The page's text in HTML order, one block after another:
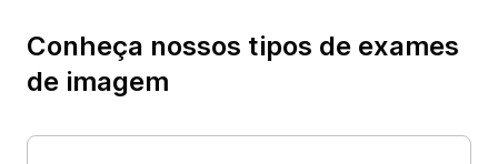
Conheça nossos tipos de exames
de imagem